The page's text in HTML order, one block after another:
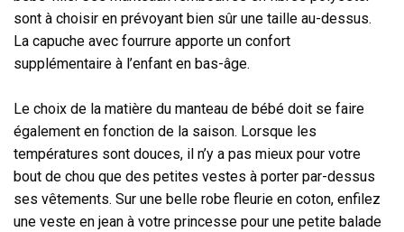
sont à choisir en prévoyant bien sûr une taille au-dessus.
La capuche avec fourrure apporte un confort
supplémentaire à l’enfant en bas-âge.
Le choix de la matière du manteau de bébé doit se faire
également en fonction de la saison. Lorsque les
températures sont douces, il n’y a pas mieux pour votre
bout de chou que des petites vestes à porter par-dessus
ses vêtements. Sur une belle robe fleurie en coton, enfilez
une veste en jean à votre princesse pour une petite balade